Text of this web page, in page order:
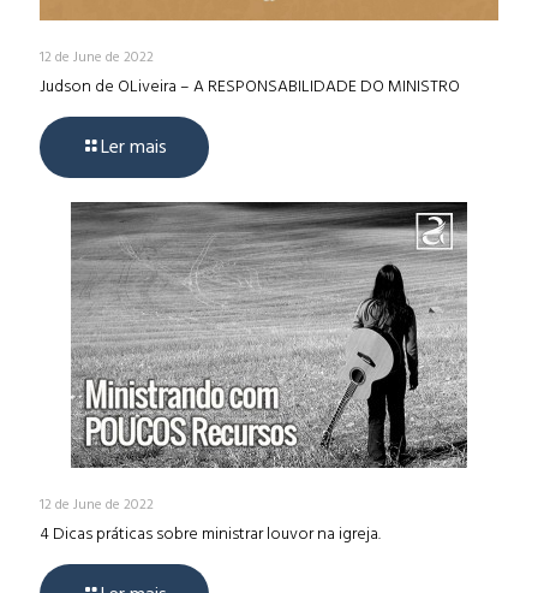
12 de June de 2022
Judson de OLiveira – A RESPONSABILIDADE DO MINISTRO
Ler mais
12 de June de 2022
4 Dicas práticas sobre ministrar louvor na igreja.